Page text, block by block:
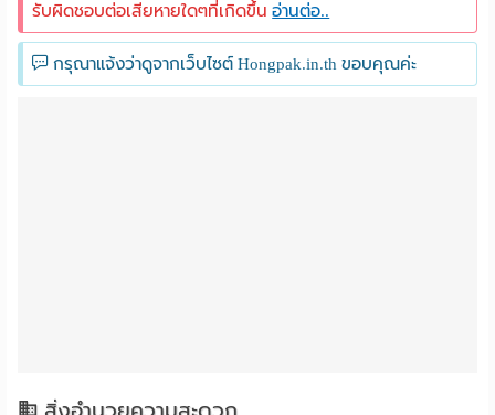
รับผิดชอบต่อเสียหายใดๆที่เกิดขึ้นอ่านต่อ..
กรุณาแจ้งว่าดูจากเว็บไซต์ Hongpak.in.th ขอบคุณค่ะ
สิ่งอำนวยความสะดวก